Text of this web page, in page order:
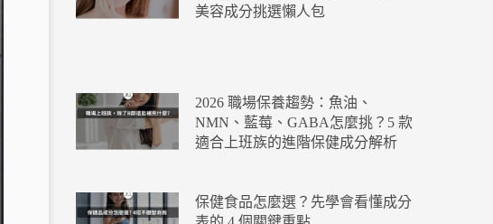
美容成分挑選懶人包
2026 職場保養趨勢：魚油、
NMN、藍莓、GABA怎麼挑？5 款
適合上班族的進階保健成分解析
保健食品怎麼選？先學會看懂成分